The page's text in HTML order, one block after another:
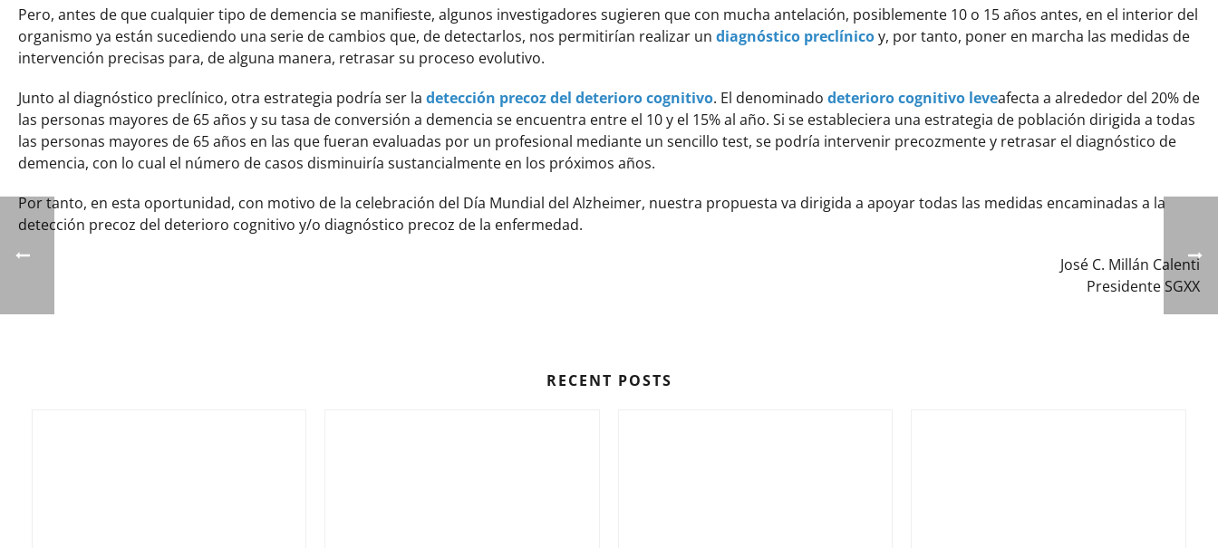
Pero, antes de que cualquier tipo de demencia se manifieste, algunos investigadores sugieren que con mucha antelación, posiblemente 10 o 15 años antes, en el interior del
organismo ya están sucediendo una serie de cambios que, de detectarlos, nos permitirían realizar un diagnóstico preclínicoy, por tanto, poner en marcha las medidas de
intervención precisas para, de alguna manera, retrasar su proceso evolutivo.
Junto al diagnóstico preclínico, otra estrategia podría ser la detección precoz del deterioro cognitivo. El denominado deterioro cognitivo leveafecta a alrededor del 20% de
las personas mayores de 65 años y su tasa de conversión a demencia se encuentra entre el 10 y el 15% al año. Si se estableciera una estrategia de población dirigida a todas
las personas mayores de 65 años en las que fueran evaluadas por un profesional mediante un sencillo test, se podría intervenir precozmente y retrasar el diagnóstico de
demencia, con lo cual el número de casos disminuiría sustancialmente en los próximos años.
Por tanto, en esta oportunidad, con motivo de la celebración del Día Mundial del Alzheimer, nuestra propuesta va dirigida a apoyar todas las medidas encaminadas a la
detección precoz del deterioro cognitivo y/o diagnóstico precoz de la enfermedad.
José C. Millán Calenti
Presidente SGXX
RECENT POSTS